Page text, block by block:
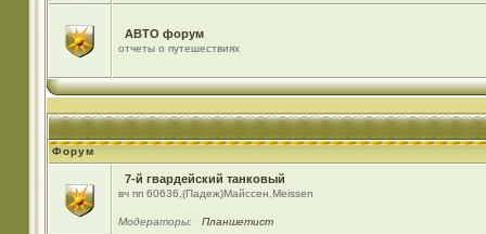
АВТО форум
отчеты о путешествиях
Форум
7-й гвардейский танковый
вч пп 60636,(Падеж)Майсcен,Meissen
Модераторы: Планшетист